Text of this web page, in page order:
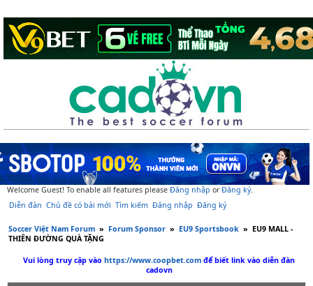
Welcome Guest! To enable all features please Đăng nhập orĐăng ký.
Diễn đàn Chủ đề có bài mới Tìm kiếm Đăng nhập Đăng ký
Soccer Việt Nam Forum » Forum Sponsor » EU9 Sportsbook » EU9 MALL -
THIÊN ĐƯỜNG QUÀ TẶNG
Vui lòng truy cập vàohttps://www.coopbet.comđể biết link vào diễn đàn
cadovn